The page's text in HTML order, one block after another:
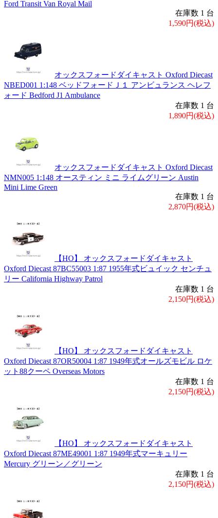
Ford Transit Van Royal Mail
在庫数 1 台
1,590円(税込)
オックスフォードダイキャスト Oxford Diecast
NBED001 1:148 ベッドフォードＪ１ アンビュランス ヘレフ
ォード Bedford J1 Ambulance
在庫数 1 台
1,890円(税込)
オックスフォードダイキャスト Oxford Diecast
NMN005 1:148 オースティン ミニ ライムグリーン Austin
Mini Lime Green
在庫数 1 台
2,870円(税込)
【HO】 オックスフォードダイキャスト
Oxford Diecast 87BC55003 1:87 1955年式ビュイック センチュ
リー California Highway Patrol
在庫数 1 台
2,150円(税込)
【HO】 オックスフォードダイキャスト
Oxford Diecast 87OR50004 1:87 1949年式オールズモビル ロケ
ット88クーペ Overseas Motors
在庫数 1 台
2,150円(税込)
【HO】 オックスフォードダイキャスト
Oxford Diecast 87ME49001 1:87 1949年式マーキュリー
Mercury グリーン／グリーン
在庫数 1 台
2,150円(税込)